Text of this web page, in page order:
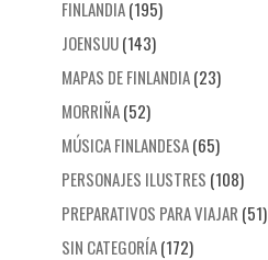
FINLANDIA(195)
JOENSUU(143)
MAPAS DE FINLANDIA(23)
MORRIÑA(52)
MÚSICA FINLANDESA(65)
PERSONAJES ILUSTRES (108)
PREPARATIVOS PARA VIAJAR (51)
SIN CATEGORÍA(172)